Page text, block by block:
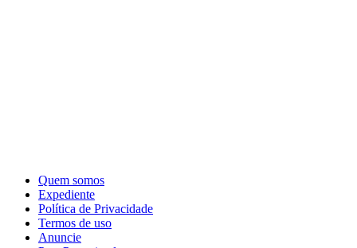
Quem somos
Expediente
Política de Privacidade
Termos de uso
Anuncie